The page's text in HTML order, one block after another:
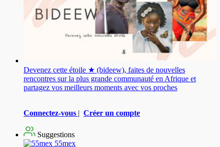
Devenez cette étoile ★ (bideew), faites de nouvelles
rencontres sur la plus grande communauté en Afrique et
partagez vos meilleurs moments avec vos proches
Connectez-vous | Créer un compte
Suggestions